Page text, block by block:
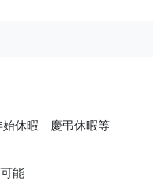
始休暇 慶弔休暇等
能